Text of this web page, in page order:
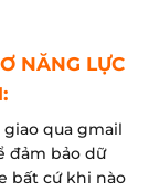
NĂNG LỰC
qua gmail
đảm bảo dữ
bất cứ khi nào